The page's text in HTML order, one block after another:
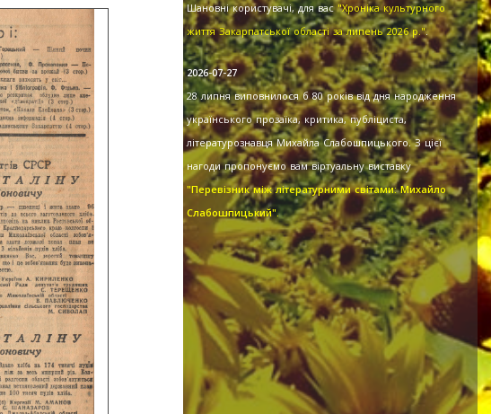
Шановні користувачі, для вас "Хроніка культурного
життя Закарпатської області за липень 2026 р.".
2026-07-27
28 липня виповнилося б 80 років від дня народження
українського прозаїка, критика, публіциста,
літературознавця Михайла Слабошпицького. З цієї
нагоди пропонуємо вам віртуальну виставку
"Перевізник між літературними світами: Михайло
Слабошпицький".